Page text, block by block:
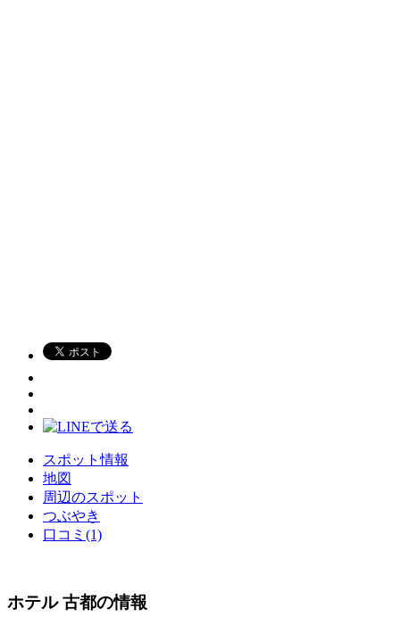
スポット情報
地図
周辺のスポット
つぶやき
口コミ(1)
ホテル 古都の情報